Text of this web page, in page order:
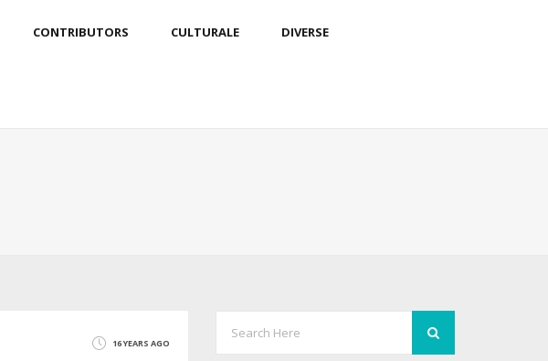
CONTRIBUTORS CULTURALE DIVERSE
16 YEARS AGO